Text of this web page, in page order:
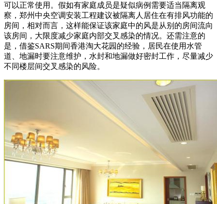
可以正常使用。假如有家庭成员是疑似病例需要适当隔离观
察，郑州中央空调安装工程建议被隔离人居住在有排风功能的
房间，相对而言，这样能保证该家庭中的风是从别的房间流向
该房间，大限度减少家庭内部交叉感染的情况。还需注意的
是，借鉴SARS期间香港淘大花园的经验，居民在使用水管
道、地漏时要注意维护，水封和地漏做好密封工作，尽量减少
不同楼层间交叉感染的风险。